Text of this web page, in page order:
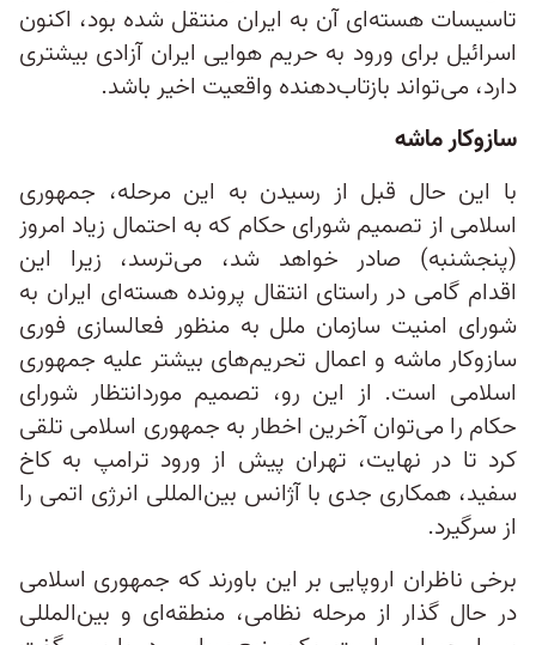
تاسیسات هسته‌ای آن به ایران منتقل شده بود، اکنون
اسرائيل برای ورود به حریم هوایی ایران آزادی بیشتری
دارد، می‌تواند بازتاب‌دهنده واقعیت اخیر باشد.
سازوکار ماشه
با این حال قبل از رسیدن به این مرحله، جمهوری
اسلامی از تصمیم شورای حکام که به احتمال زیاد امروز
(پنجشنبه) صادر خواهد شد، می‌ترسد، زیرا این
اقدام گامی در راستای انتقال پرونده هسته‌ای ایران به
شورای امنیت سازمان ملل به منظور فعالسازی فوری
سازوکار ماشه و اعمال تحریم‌های بیشتر علیه جمهوری
اسلامی است. از این رو، تصمیم موردانتظار شورای
حکام را می‌توان آخرین اخطار به جمهوری اسلامی تلقی
کرد تا در نهایت، تهران پیش از ورود ترامپ به کاخ
سفید، همکاری جدی با آژانس بین‌المللی انرژی اتمی را
از سرگیرد.
برخی ناظران اروپایی بر این باورند که جمهوری اسلامی
در حال گذار از مرحله نظامی، منطقه‌ای و بین‌المللی